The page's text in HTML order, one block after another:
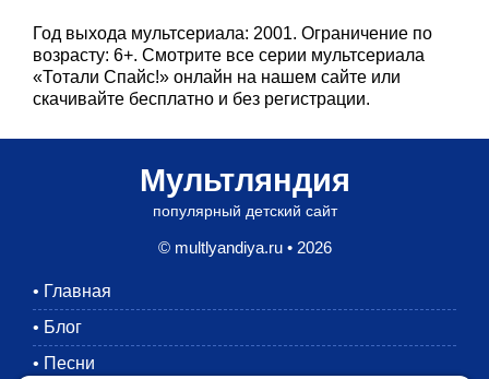
Год выхода мультсериала: 2001. Ограничение по
возрасту: 6+. Смотрите все серии мультсериала
«Тотали Спайс!» онлайн на нашем сайте или
скачивайте бесплатно и без регистрации.
Мультляндия
популярный детский сайт
© multlyandiya.ru • 2026
• Главная
• Блог
• Песни